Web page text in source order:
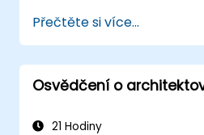
trénováním a
pomocí nástroje
Naučí se využívat
umělou inteligenci k
Přečtěte si více...
Osvědčení o
21 Hodiny